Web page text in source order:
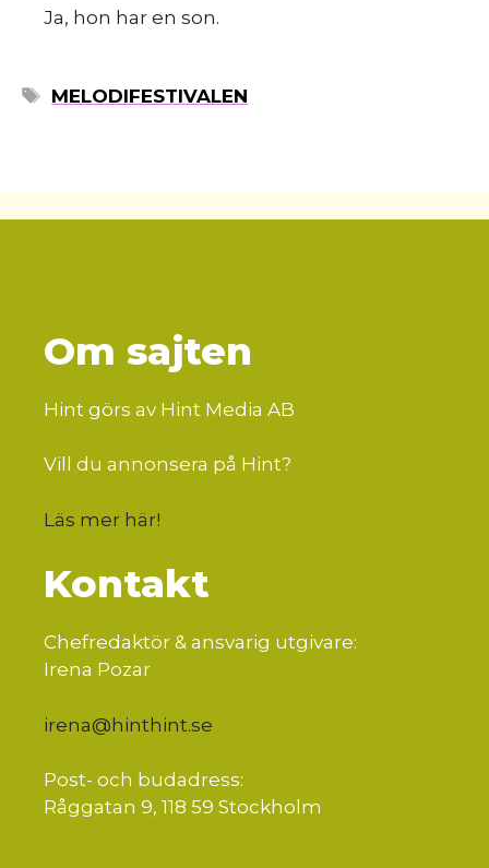
Ja, hon har en son.
ETIKETTER
MELODIFESTIVALEN
Om sajten
Hint görs av Hint Media AB
Vill du annonsera på Hint?
Läs mer här!
Kontakt
Chefredaktör & ansvarig utgivare:
Irena Pozar
irena@hinthint.se
Post- och budadress:
Råggatan 9, 118 59 Stockholm